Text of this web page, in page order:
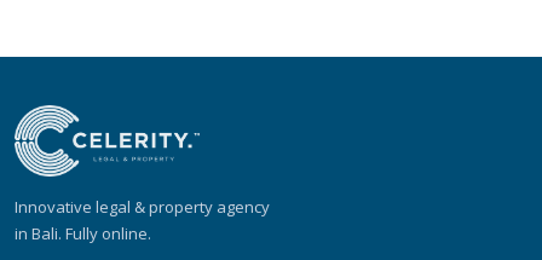
Innovative legal & property agency
in Bali. Fully online.